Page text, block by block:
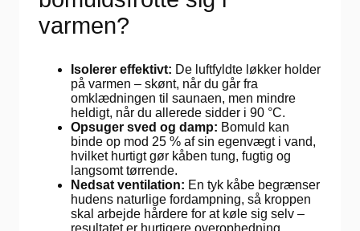
varmen?
Isolerer effektivt: De luftfyldte løkker holder
på varmen – skønt, når du går fra
omklædningen til saunaen, men mindre
heldigt, når du allerede sidder i 90 °C.
Opsuger sved og damp: Bomuld kan
binde op mod 25 % af sin egenvægt i vand,
hvilket hurtigt gør kåben tung, fugtig og
langsomt tørrende.
Nedsat ventilation: En tyk kåbe begrænser
hudens naturlige fordampning, så kroppen
skal arbejde hårdere for at køle sig selv –